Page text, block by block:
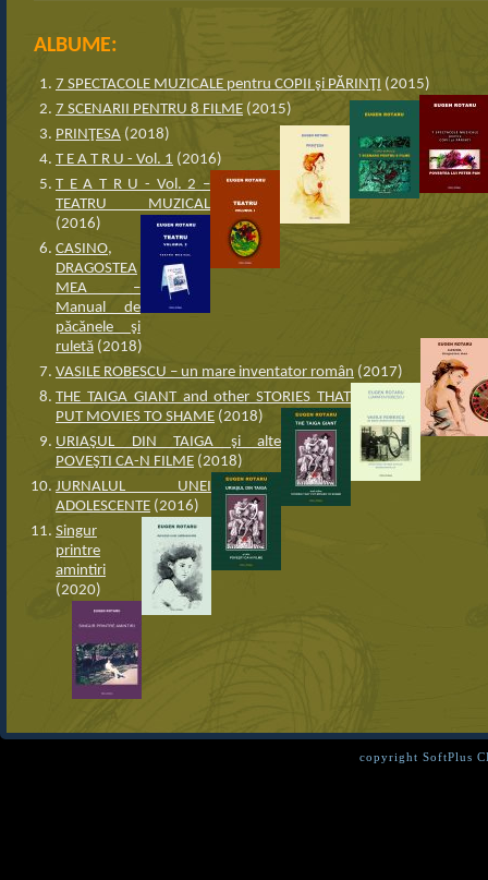
ALBUME:
7 SPECTACOLE MUZICALE pentru COPII şi PĂRINŢI (2015)
7 SCENARII PENTRU 8 FILME (2015)
PRINŢESA (2018)
T E A T R U - Vol. 1 (2016)
T E A T R U - Vol. 2 –
TEATRU MUZICAL
(2016)
CASINO,
DRAGOSTEA
MEA –
Manual de
păcănele şi
ruletă (2018)
VASILE ROBESCU – un mare inventator român (2017)
THE TAIGA GIANT and other STORIES THAT
PUT MOVIES TO SHAME (2018)
URIAŞUL DIN TAIGA şi alte
POVEŞTI CA-N FILME (2018)
JURNALUL UNEI
ADOLESCENTE (2016)
Singur
printre
amintiri
(2020)
copyright SoftPlus